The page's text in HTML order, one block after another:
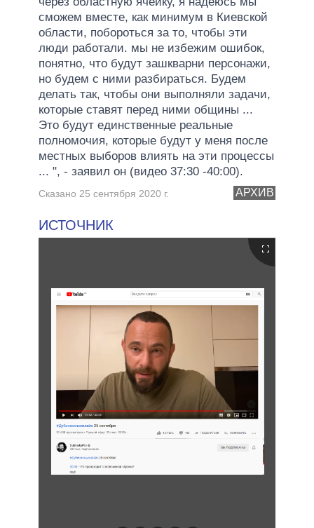
сможем вместе, как минимум в Киевской
области, побороться за то, чтобы эти
люди работали. мы не избежим ошибок,
понятно, что будут зашкварни персонажи,
но будем с ними разбираться. Будем
делать так, чтобы они выполняли задачи,
которые ставят перед ними общины ...
Это будут единственные реальные
полномочия, которые будут у меня после
местных выборов влиять на эти процессы
... ", - заявил он (видео 37:30 -40:00).
АРХИВ
Сказано 25 сентября 2020 г.
ИСТОЧНИК